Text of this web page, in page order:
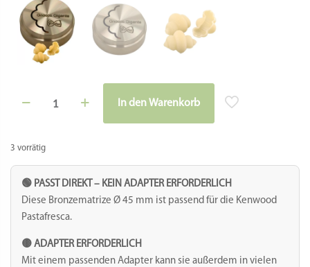
3 vorrätig
Bronze
napoletano
36
mm
Menge
In den Warenkorb
🟢 PASST DIREKT – KEIN ADAPTER ERFORDERLICH
Diese Bronzematrize Ø 45 mm ist passend für die Kenwood
Pastafresca.
🟡 ADAPTER ERFORDERLICH
Mit einem passenden Adapter kann sie außerdem in vielen